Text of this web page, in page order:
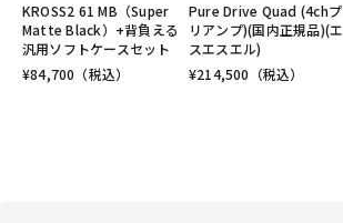
KROSS2 61 MB（Super
Matte Black）+背負える
汎用ソフトケースセット
¥84,700 （税込）
Pure Drive Quad (4chプ
リアンプ)(国内正規品)(エ
スエスエル)
¥214,500 （税込）